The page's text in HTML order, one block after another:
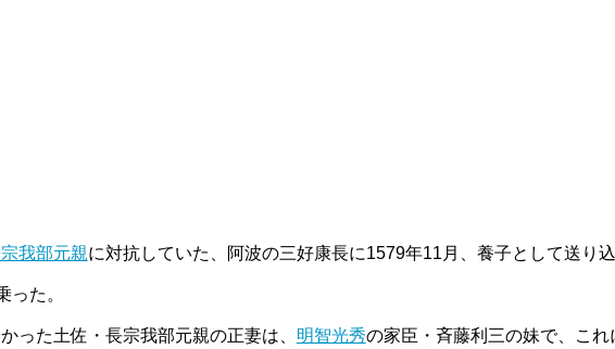
我部元親に対抗していた、阿波の三好康長に1579年11月、養子として送り
った。
った土佐・長宗我部元親の正妻は、 明智光秀の家臣・斉藤利三の妹で、これ